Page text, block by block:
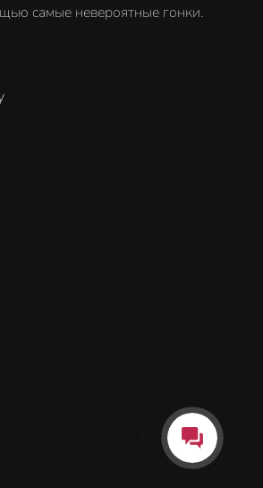
самые невероятные гонки.